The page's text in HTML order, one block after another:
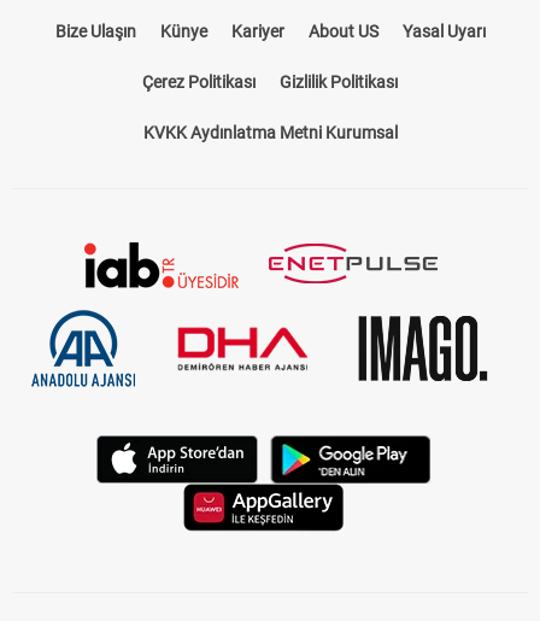
Bize Ulaşın Künye Kariyer About US Yasal Uyarı
Çerez Politikası Gizlilik Politikası
KVKK Aydınlatma Metni Kurumsal